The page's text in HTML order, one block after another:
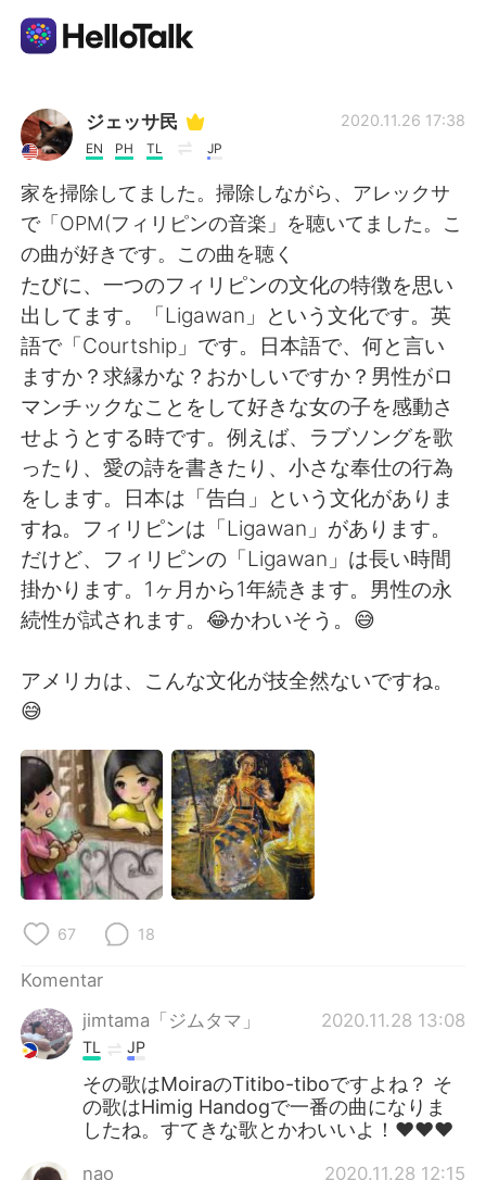
Aplikasi Pertukaran Bahasa
AI Grammar Checker
Indonesia
English 简体中文
繁體中文 Español
العربية Français
Deutsch 日本語
한국어 Русский
ไทย Italiano
ジェッサ民
EN PH TL JP
2020.11.26 17:38
家を掃除してました。掃除しながら、アレックサ
で「OPM(フィリピンの音楽」を聴いてました。こ
の曲が好きです。この曲を聴く
たびに、一つのフィリピンの文化の特徴を思い
出してます。「Ligawan」という文化です。英
語で「Courtship」です。日本語で、何と言い
ますか？求縁かな？おかしいですか？男性がロ
マンチックなことをして好きな女の子を感動さ
せようとする時です。例えば、ラブソングを歌
ったり、愛の詩を書きたり、小さな奉仕の行為
をします。日本は「告白」という文化がありま
すね。フィリピンは「Ligawan」があります。
だけど、フィリピンの「Ligawan」は長い時間
掛かります。1ヶ月から1年続きます。男性の永
続性が試されます。😂かわいそう。😅
アメリカは、こんな文化が技全然ないですね。
😅
67 18
Komentar
jimtama「ジムタマ」
2020.11.28 13:08
TL JP
その歌はMoiraのTitibo-tiboですよね？ そ
の歌はHimig Handogで一番の曲になりま
したね。すてきな歌とかわいいよ！❤❤❤
nao 2020.11.28 12:15